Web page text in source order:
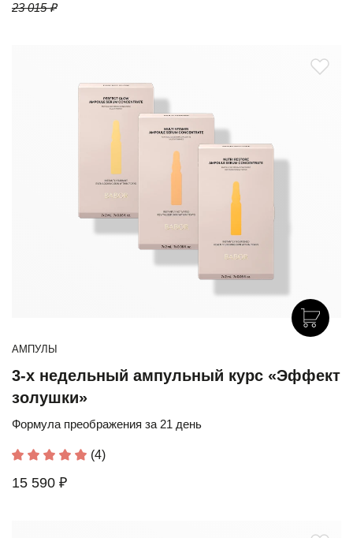
23 015 ₽
АМПУЛЫ
3-х недельный ампульный курс «Эффект
золушки»
Формула преображения за 21 день
(4)
15 590 ₽